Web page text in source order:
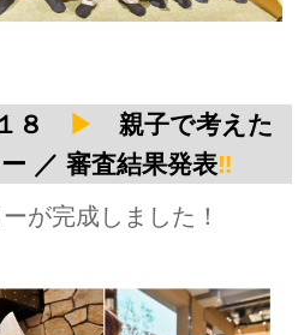
８ ▶
親子で考えた
／ 審査結果発表‼
が完成しました！